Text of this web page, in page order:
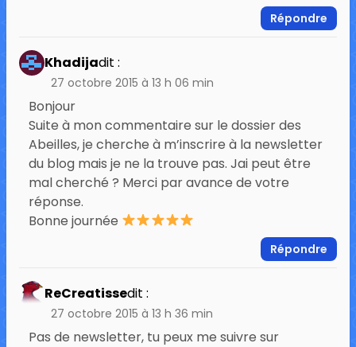
Répondre
Khadijadit :
27 octobre 2015 à 13 h 06 min
Bonjour
Suite à mon commentaire sur le dossier des
Abeilles, je cherche à m’inscrire à la newsletter
du blog mais je ne la trouve pas. Jai peut être
mal cherché ? Merci par avance de votre
réponse.
Bonne journée
Répondre
ReCreatissedit :
27 octobre 2015 à 13 h 36 min
Pas de newsletter, tu peux me suivre sur